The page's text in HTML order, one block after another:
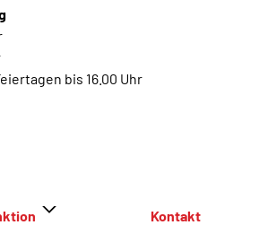
bis 16.00 Uhr
Kontakt